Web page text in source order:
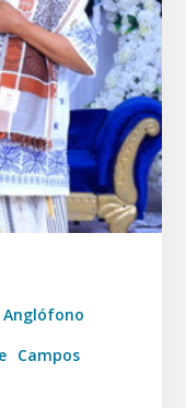
Anglófono
Campos